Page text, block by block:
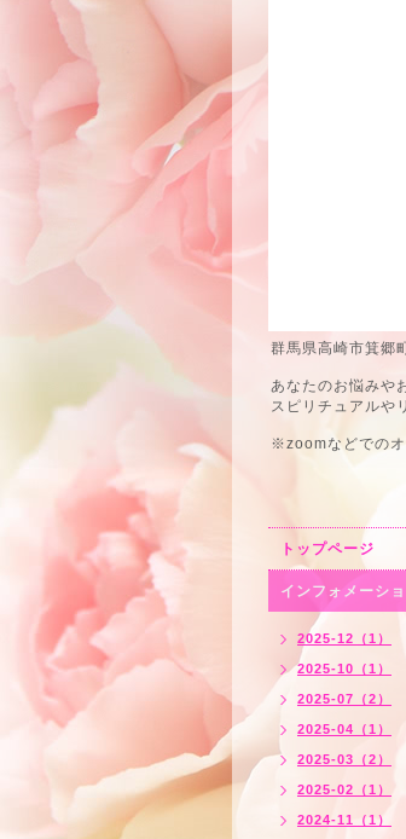
群馬県高崎市箕郷
あなたのお悩みや
スピリチュアルや
※zoomなどでのオ
トップページ
インフォメーシ
2025-12（1）
2025-10（1）
2025-07（2）
2025-04（1）
2025-03（2）
2025-02（1）
2024-11（1）